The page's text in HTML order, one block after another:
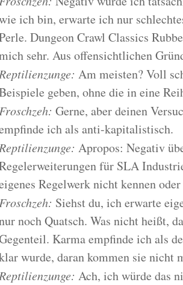
ich bin, erwarte ich nur
Dungeon Crawl Classics
sehr. Aus offensichtlichen
Am meisten? Voll
geben, ohne die in eine
Gerne, aber deinen
ich als anti-kapitalistisch.
Apropos: Negativ
für SLA
Regelwerk nicht kennen
Siehst du, ich erwarte
noch Quatsch. Was nicht heißt,
Karma empfinde ich als
wurde, daran kommen sie nicht
Ach, ich würde das